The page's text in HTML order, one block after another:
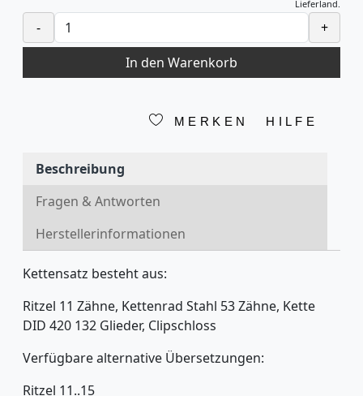
Lieferland.
-
+
In den Warenkorb
MERKEN HILFE
Beschreibung
Fragen & Antworten
Herstellerinformationen
Kettensatz besteht aus:
Ritzel 11 Zähne, Kettenrad Stahl 53 Zähne, Kette
DID 420 132 Glieder, Clipschloss
Verfügbare alternative Übersetzungen:
Ritzel 11..15